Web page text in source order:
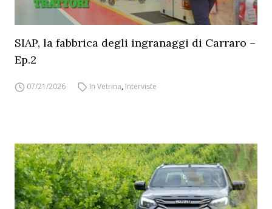
SIAP, la fabbrica degli ingranaggi di Carraro –
Ep.2
07/21/2026 In Vetrina, Interviste